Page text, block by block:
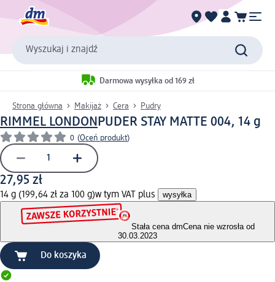
Wyszukaj i znajdź
Darmowa wysyłka od 169 zł
Strona główna Makijaż Cera Pudry
RIMMEL LONDONPUDER STAY MATTE 004, 14 g
0 (Oceń produkt)
27,95 zł
14 g (199,64 zł za 100 g)w tym VAT plus wysyłka
Stała cena dmCena nie wzrosła od
30.03.2023
Do koszyka